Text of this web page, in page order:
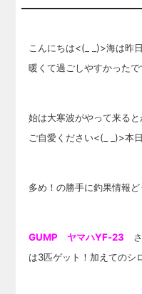
こんにちは<(_ _)>海は昨
暖くて過ごしやすかったで
始は大寒波がやって来る
ご自愛ください<(_ _)>本
多め！の勝手に釣果情報ど
GUMP ヤマハYF-23 さ
は3匹ゲット！加えてのシ